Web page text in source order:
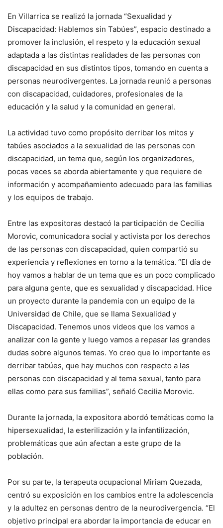
En Villarrica se realizó la jornada “Sexualidad y
Discapacidad: Hablemos sin Tabúes”, espacio destinado a
promover la inclusión, el respeto y la educación sexual
adaptada a las distintas realidades de las personas con
discapacidad en sus distintos tipos, tomando en cuenta a
personas neurodivergentes. La jornada reunió a personas
con discapacidad, cuidadores, profesionales de la
educación y la salud y la comunidad en general.
La actividad tuvo como propósito derribar los mitos y
tabúes asociados a la sexualidad de las personas con
discapacidad, un tema que, según los organizadores,
pocas veces se aborda abiertamente y que requiere de
información y acompañamiento adecuado para las familias
y los equipos de trabajo.
Entre las expositoras destacó la participación de Cecilia
Morovic, comunicadora social y activista por los derechos
de las personas con discapacidad, quien compartió su
experiencia y reflexiones en torno a la temática. “El día de
hoy vamos a hablar de un tema que es un poco complicado
para alguna gente, que es sexualidad y discapacidad. Hice
un proyecto durante la pandemia con un equipo de la
Universidad de Chile, que se llama Sexualidad y
Discapacidad. Tenemos unos videos que los vamos a
analizar con la gente y luego vamos a repasar las grandes
dudas sobre algunos temas. Yo creo que lo importante es
derribar tabúes, que hay muchos con respecto a las
personas con discapacidad y al tema sexual, tanto para
ellas como para sus familias”, señaló Cecilia Morovic.
Durante la jornada, la expositora abordó temáticas como la
hipersexualidad, la esterilización y la infantilización,
problemáticas que aún afectan a este grupo de la
población.
Por su parte, la terapeuta ocupacional Miriam Quezada,
centró su exposición en los cambios entre la adolescencia
y la adultez en personas dentro de la neurodivergencia. “El
objetivo principal era abordar la importancia de educar en